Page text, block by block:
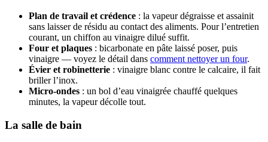
Plan de travail et crédence : la vapeur dégraisse et assainit
sans laisser de résidu au contact des aliments. Pour l’entretien
courant, un chiffon au vinaigre dilué suffit.
Four et plaques : bicarbonate en pâte laissé poser, puis
vinaigre — voyez le détail dans comment nettoyer un four.
Évier et robinetterie : vinaigre blanc contre le calcaire, il fait
briller l’inox.
Micro-ondes : un bol d’eau vinaigrée chauffé quelques
minutes, la vapeur décolle tout.
La salle de bain